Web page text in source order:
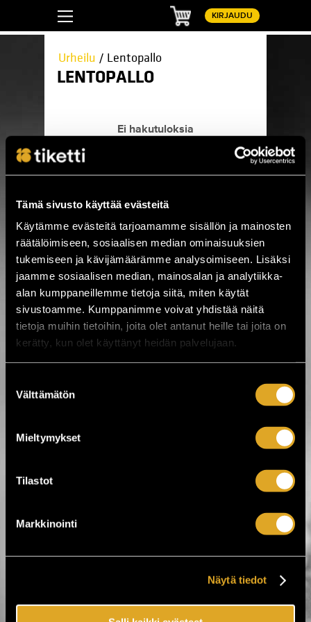
Tämä sivusto käyttää evästeitä
Käytämme evästeitä tarjoamamme sisällön ja mainosten
räätälöimiseen, sosiaalisen median ominaisuuksien
tukemiseen ja kävijämäärämme analysoimiseen. Lisäksi
jaamme sosiaalisen median, mainosalan ja analytiikka-
alan kumppaneillemme tietoja siitä, miten käytät
sivustoamme. Kumppanimme voivat yhdistää näitä
tietoja muihin tietoihin, joita olet antanut heille tai joita on
kerätty, kun olet käyttänyt heidän palvelujaan.
valinta
Välttämätön
Mieltymykset
Tilastot
Markkinointi
Näytä tiedot
KIRJAUDU
Ostoskori
Urheilu / Lentopallo
LENTOPALLO
Ei hakutuloksia
Tältä sivulta löydät kaikki tulevat
Urheilu
Autourheilu
F-liiga
Jalkapallo
Kamppailulajit
Koripallo
Lentopallo
Moottoriurheilu
Muu urheilu
Nyrkkeily
Tiketti Oy
00180 Helsinki
Puhelinpalvelu